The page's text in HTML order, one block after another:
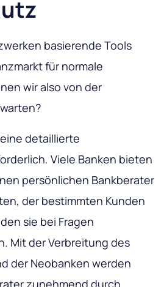
basierende Tools
für normale
wir also von der
detaillierte
Viele Banken bieten
persönlichen Bankberater
der bestimmten Kunden
sie bei Fragen
Mit der Verbreitung des
der Neobanken werden
zunehmend durch